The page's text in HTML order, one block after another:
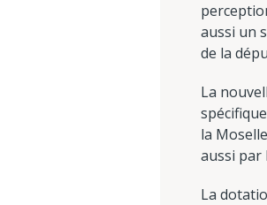
aussi un
de la
La
la
aussi par
La